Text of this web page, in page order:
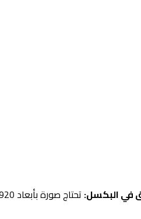
في البكسل: تحتاج صورة بأبعاد 1920 × 1080 بكسل بالضبط أو أي حجم مخصص؟